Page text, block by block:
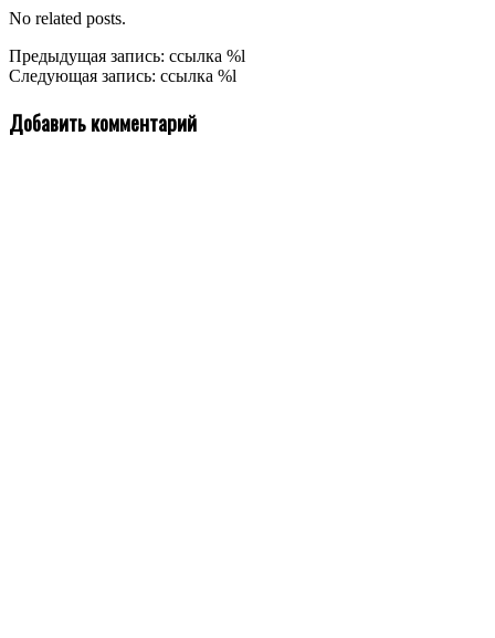
No related posts.
2025-
06-
Предыдущая запись: ссылка %l
Следующая запись: ссылка %l
Добавить комментарий